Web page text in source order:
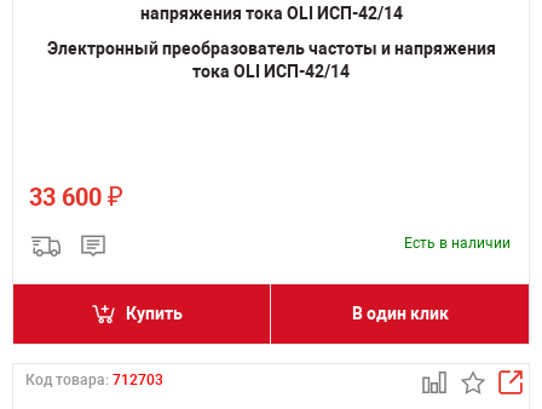
Электронный преобразователь частоты и напряжения
тока OLI ИСП-42/14
33 600 ₽
Есть в наличии
Купить В один клик
Код товара: 712703